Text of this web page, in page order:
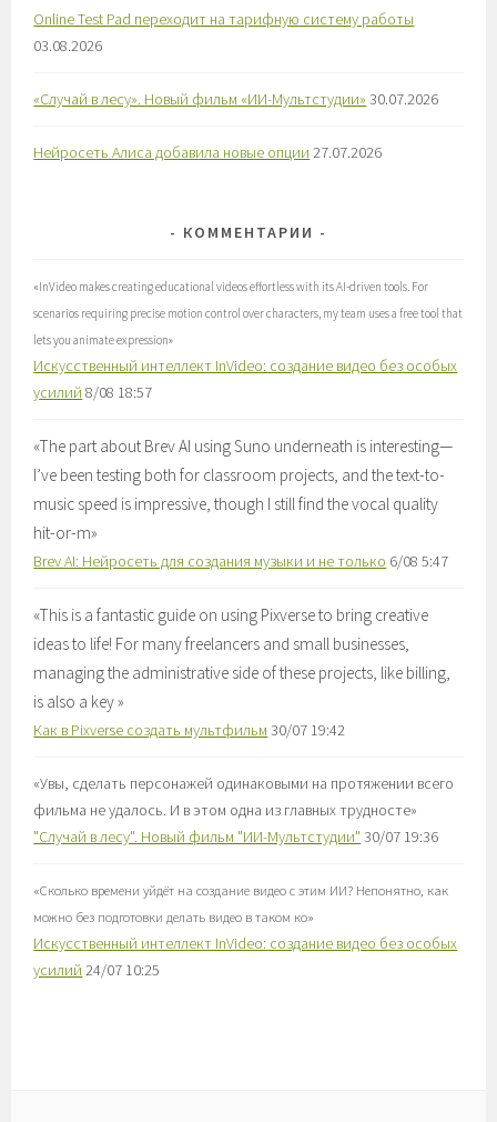
Online Test Pad переходит на тарифную систему работы
03.08.2026
«Случай в лесу». Новый фильм «ИИ-Мультстудии» 30.07.2026
Нейросеть Алиса добавила новые опции 27.07.2026
КОММЕНТАРИИ
«InVideo makes creating educational videos effortless with its AI-driven tools. For
scenarios requiring precise motion control over characters, my team uses a free tool that
lets you animate expression»
Искусственный интеллект InVideo: создание видео без особых
усилий 8/08 18:57
«The part about Brev AI using Suno underneath is interesting—
I’ve been testing both for classroom projects, and the text-to-
music speed is impressive, though I still find the vocal quality
hit-or-m»
Brev AI: Нейросеть для создания музыки и не только 6/08 5:47
«This is a fantastic guide on using Pixverse to bring creative
ideas to life! For many freelancers and small businesses,
managing the administrative side of these projects, like billing,
is also a key»
Как в Pixverse создать мультфильм 30/07 19:42
«Увы, сделать персонажей одинаковыми на протяжении всего
фильма не удалось. И в этом одна из главных трудносте»
"Случай в лесу". Новый фильм "ИИ-Мультстудии" 30/07 19:36
«Сколько времени уйдёт на создание видео с этим ИИ? Непонятно, как
можно без подготовки делать видео в таком ко»
Искусственный интеллект InVideo: создание видео без особых
усилий 24/07 10:25